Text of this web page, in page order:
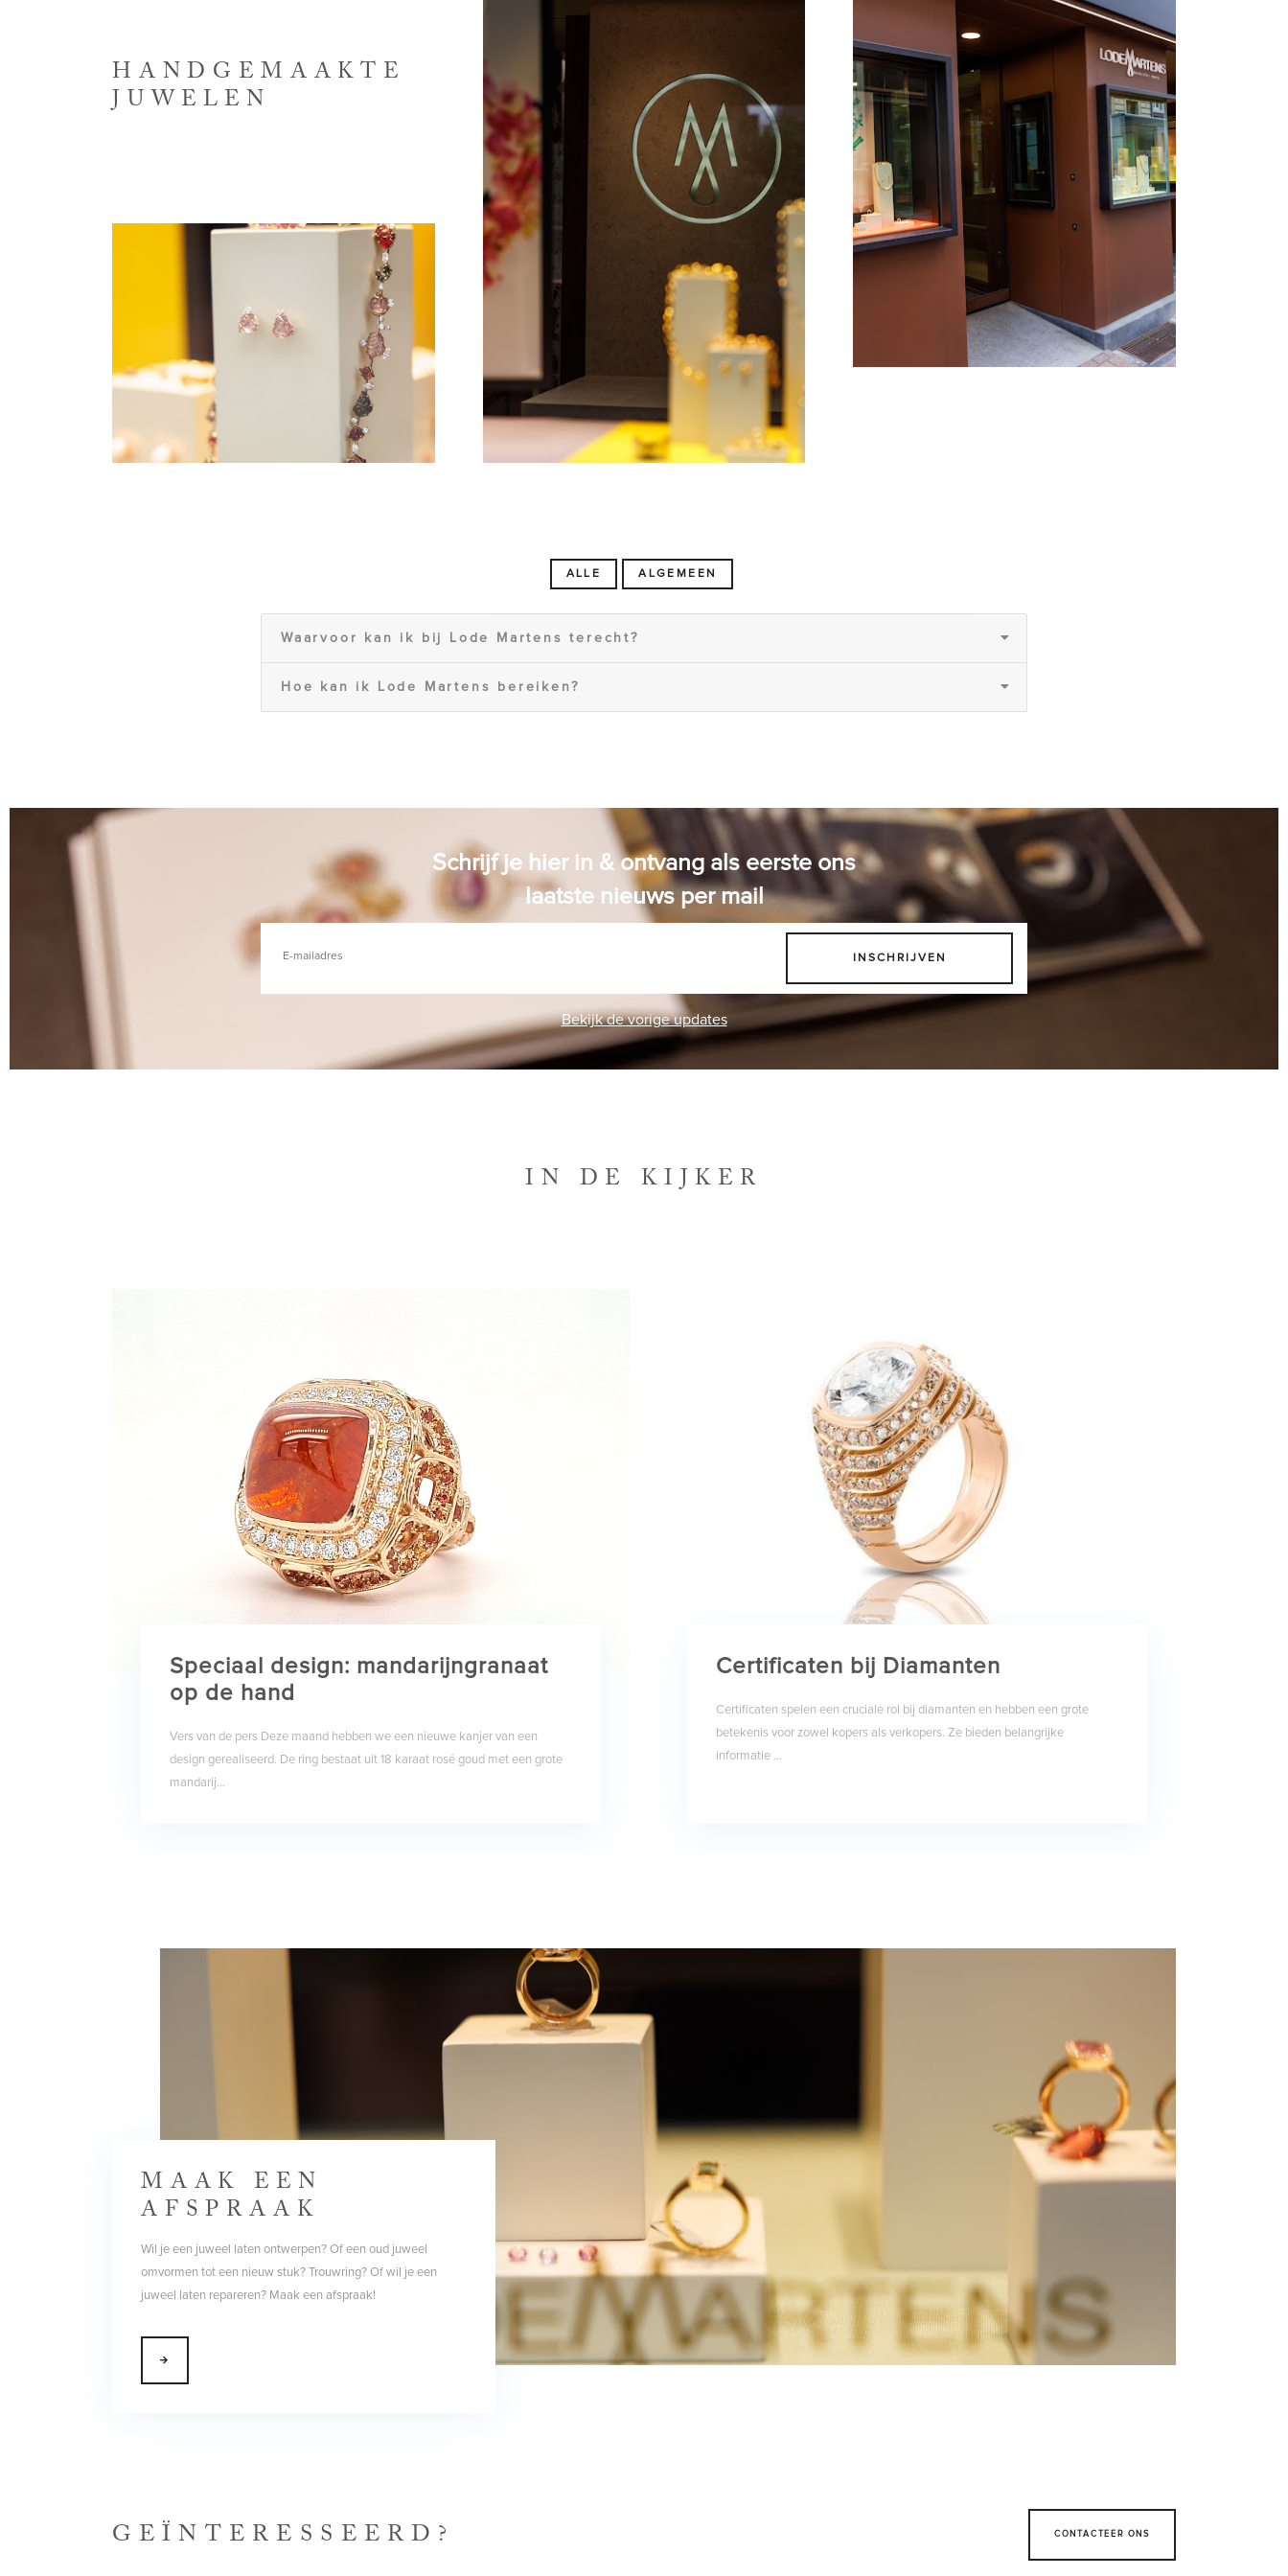
HANDGEMAAKTE
JUWELEN
ALLE ALGEMEEN
Waarvoor kan ik bij Lode Martens terecht?
Hoe kan ik Lode Martens bereiken?
Schrijf je hier in & ontvang als eerste ons
laatste nieuws per mail
Bekijk de vorige updates
IN DE KIJKER
Speciaal design: mandarijngranaat
op de hand
Vers van de pers Deze maand hebben we een nieuwe kanjer van een
design gerealiseerd. De ring bestaat uit 18 karaat rosé goud met een grote
mandarij...
Certificaten bij Diamanten
Certificaten spelen een cruciale rol bij diamanten en hebben een grote
betekenis voor zowel kopers als verkopers. Ze bieden belangrijke
informatie ...
MAAK EEN
AFSPRAAK
Wil je een juweel laten ontwerpen? Of een oud juweel
omvormen tot een nieuw stuk? Trouwring? Of wil je een
juweel laten repareren? Maak een afspraak!
GEÏNTERESSEERD? CONTACTEER ONS